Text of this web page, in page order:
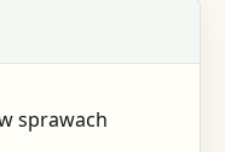
sprawach